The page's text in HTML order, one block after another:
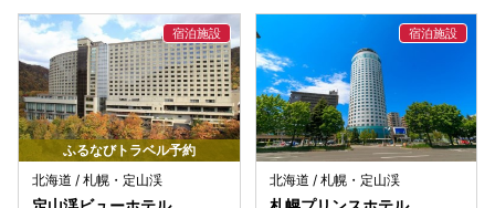
ふるなびトラベル予約
北海道 / 札幌・定山渓
北海道 / 札幌・定山渓